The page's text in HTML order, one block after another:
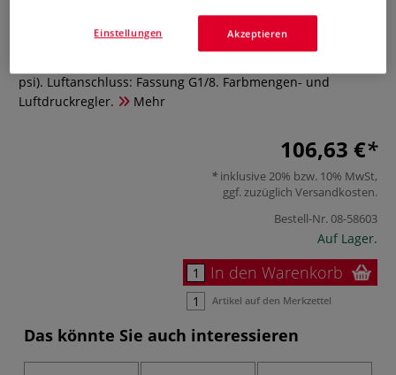
optimal ausbalanciert. Düsenstärke 0,25 mm, 2 ml
psi). Luftanschluss: Fassung G1/8. Farbmengen- und
Luftdruckregler.
Mehr
106,63 €
inklusive 20% bzw. 10% MwSt,
ggf. zuzüglich Versandkosten.
Bestell-Nr.08-58603
Auf Lager.
In den Warenkorb
Artikel auf den Merkzettel
Das könnte Sie auch interessieren
Akzeptieren
Einstellungen